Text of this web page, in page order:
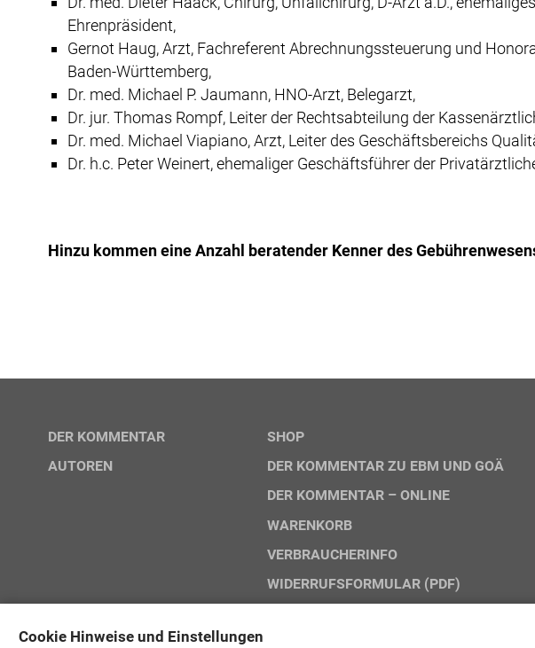
Cookie Hinweise und Einstellungen
Ehrenpräsident,
Gernot Haug, Arzt, Fachreferent Abrechnungssteuerung und
Baden-Württemberg,
Dr. med. Michael P. Jaumann, HNO-Arzt, Belegarzt,
Dr. jur. Thomas Rompf, Leiter der Rechtsabteilung der
Dr. med. Michael Viapiano, Arzt, Leiter des Geschäftsbereichs
Dr. h.c. Peter Weinert, ehemaliger Geschäftsführer der
Hinzu kommen eine Anzahl beratender Kenner des
DER KOMMENTAR
AUTOREN
SHOP
DER KOMMENTAR ZU EBM UND GOÄ
DER KOMMENTAR – ONLINE
WARENKORB
VERBRAUCHERINFO
WIDERRUFSFORMULAR (PDF)